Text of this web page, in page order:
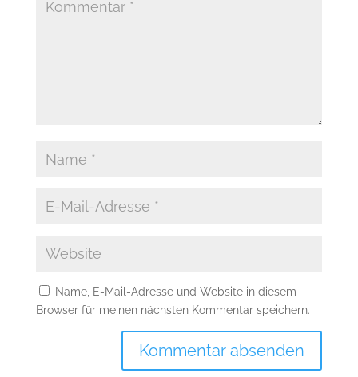
Name, E-Mail-Adresse und Website in diesem
Browser für meinen nächsten Kommentar speichern.